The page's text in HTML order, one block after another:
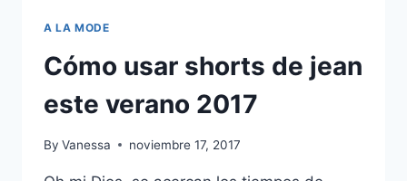
A LA MODE
Cómo usar shorts de jean
este verano 2017
By Vanessa noviembre 17, 2017